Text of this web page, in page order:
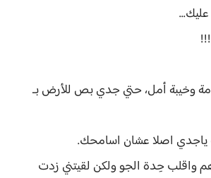
وخيبة أمل، حتي جدي بص للأرض بـ
ياجدي اصلا عشان اسامحك.
واقلب حِدة الجو ولكن لقيتني زدت